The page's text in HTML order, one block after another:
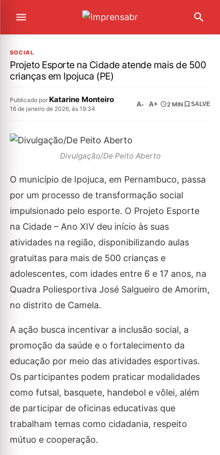
SOCIAL
Projeto Esporte na Cidade atende mais de 500
crianças em Ipojuca (PE)
Publicado por Katarine Monteiro
16 de janeiro de 2026, às 19:34
A- A+ 2 MIN SALVE
Divulgação/De Peito Aberto
O município de Ipojuca, em Pernambuco, passa
por um processo de transformação social
impulsionado pelo esporte. O Projeto Esporte
na Cidade – Ano XIV deu início às suas
atividades na região, disponibilizando aulas
gratuitas para mais de 500 crianças e
adolescentes, com idades entre 6 e 17 anos, na
Quadra Poliesportiva José Salgueiro de Amorim,
no distrito de Camela.
A ação busca incentivar a inclusão social, a
promoção da saúde e o fortalecimento da
educação por meio das atividades esportivas.
Os participantes podem praticar modalidades
como futsal, basquete, handebol e vôlei, além
de participar de oficinas educativas que
trabalham temas como cidadania, respeito
mútuo e cooperação.